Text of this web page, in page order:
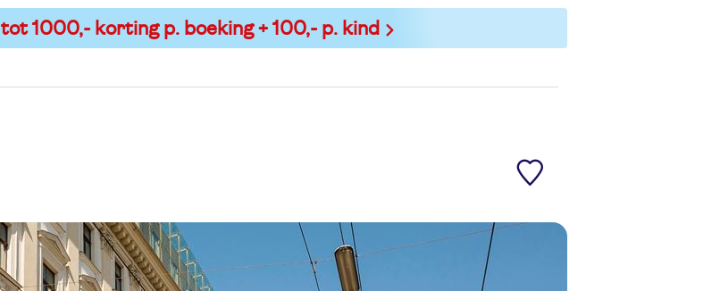
tot 1000,- korting p. boeking + 100,- p. kind